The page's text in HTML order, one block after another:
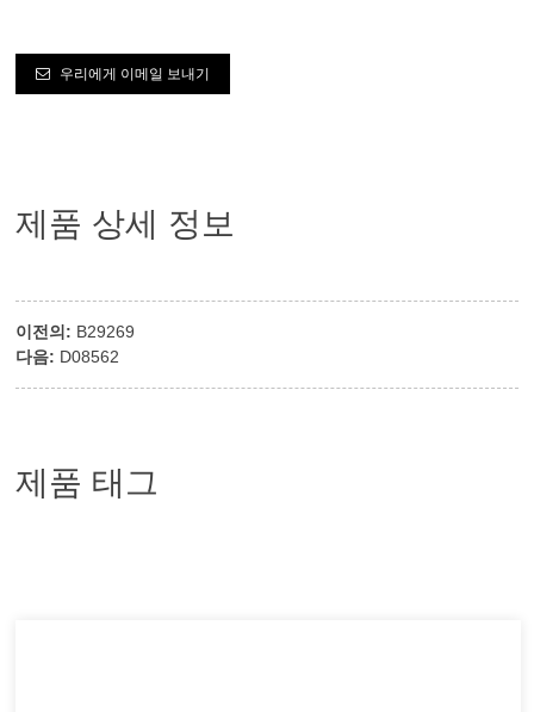
우리에게 이메일 보내기
제품 상세 정보
이전의: B29269
다음: D08562
제품 태그